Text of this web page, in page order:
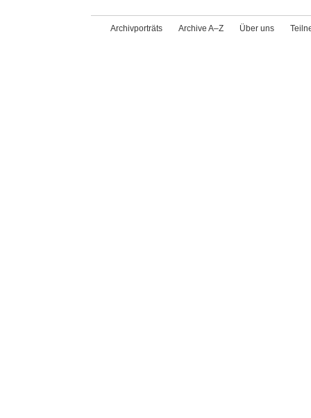
Archivporträts Archive A–Z Über uns